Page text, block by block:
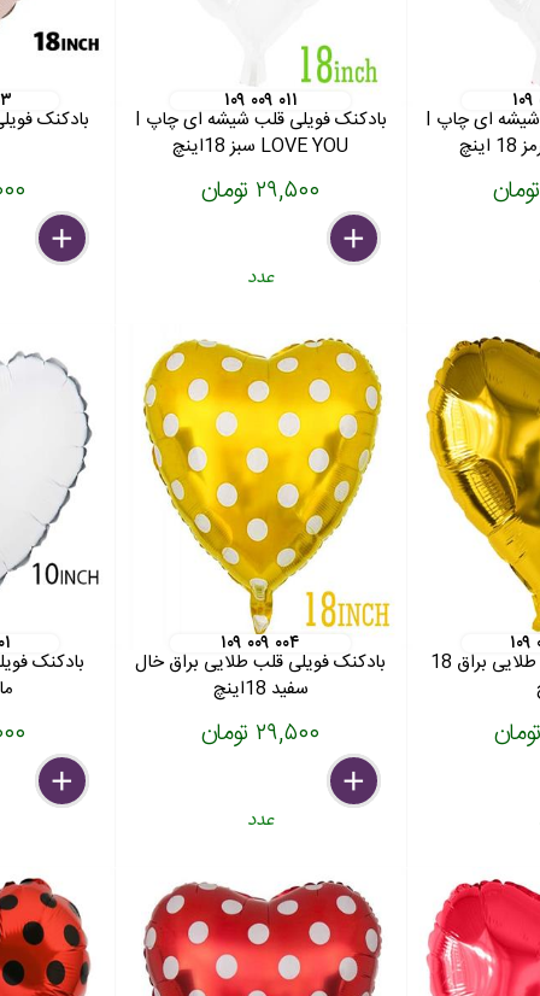
بادکنک فویلی قلب شیشه ای چاپ I
۱۰۹ ۰۰۹ ۰۱۱
بادکنک فویلی قلب شیشه ای چاپ I
LOVE YOU سبز 18اینچ
۲۹,۵۰۰ تومان
delete
remove
add
عدد
delete
remove
add
بادکنک فویلی قلب طلایی براق 18
۱۰۹ ۰۰۹ ۰۰۴
بادکنک فویلی قلب طلایی براق خال
سفید 18اینچ
۲۹,۵۰۰ تومان
delete
remove
add
عدد
بادکنک
delete
remove
add